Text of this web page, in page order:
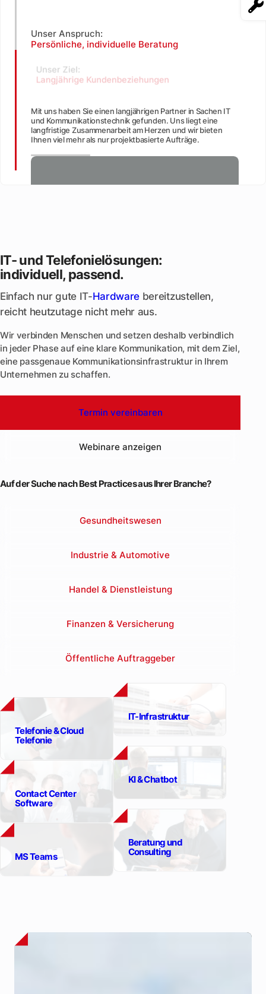
Unser Anspruch:
Persönliche, individuelle Beratung
Unser Ziel:
Mit uns haben Sie einen langjährigen Partner in Sachen IT
und Kommunikationstechnik gefunden. Uns liegt eine
langfristige Zusammenarbeit am Herzen und wir bieten
Ihnen viel mehr als nur projektbasierte Aufträge.
IT- und Telefonielösungen:
individuell, passend.
Einfach nur gute IT-Hardwarebereitzustellen,
reicht heutzutage nicht mehr aus.
in jeder Phase auf eine klare Kommunikation, mit dem Ziel,
Termin vereinbaren
Webinare anzeigen
Auf der Suche nach Best Practices aus Ihrer Branche?
Gesundheitswesen
Industrie & Automotive
Handel & Dienstleistung
Finanzen & Versicherung
Öffentliche Auftraggeber
IT-Infrastruktur
Contact Center
Software